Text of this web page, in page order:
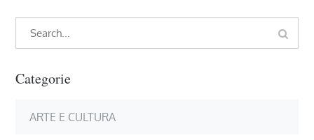
for:
Search
Categorie
ARTE E CULTURA